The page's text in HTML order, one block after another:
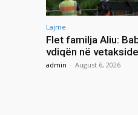
Lajme
Flet familja Aliu:
vdiqën në
admin - August 6, 2026